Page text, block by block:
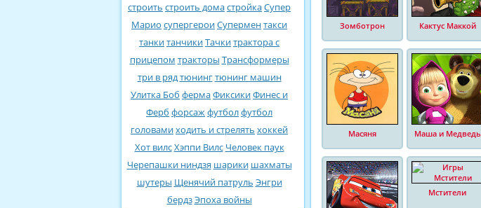
строить строить домастройкаСупер
Марио супергероиСуперментакси
танкитанчикиТачкитрактора с
прицепом тракторы Трансформеры
три в рядтюнингтюнинг машин
Улитка Боб фермаФиксикиФинес и
Ферб форсажфутболфутбол
головамиходить и стрелять хоккей
Хот вилсХэппи Вилс Человек паук
Черепашки ниндзя шарики шахматы
шутеры Щенячий патруль Энгри
бердзЭпоха войны
Зомботрон Кактус Маккой
Масяня Маша и Медведь
Мстители